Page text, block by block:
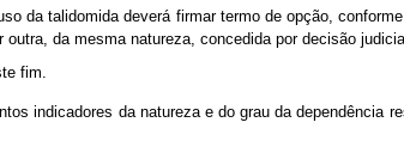
da talidomida deverá firmar termo de opção,
outra, da mesma natureza, concedida por decisão judicial.
fim.
indicadores da natureza e do grau da dependência